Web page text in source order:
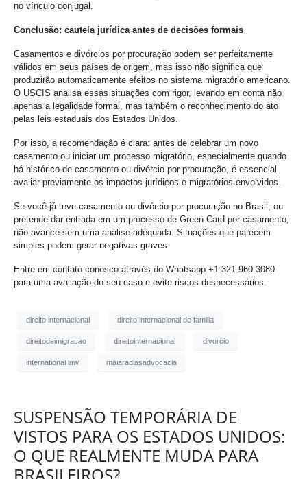
no vínculo conjugal.
Conclusão: cautela jurídica antes de decisões formais
Casamentos e divórcios por procuração podem ser perfeitamente
válidos em seus países de origem, mas isso não significa que
produzirão automaticamente efeitos no sistema migratório americano.
O USCIS analisa essas situações com rigor, levando em conta não
apenas a legalidade formal, mas também o reconhecimento do ato
pelas leis estaduais dos Estados Unidos.
Por isso, a recomendação é clara: antes de celebrar um novo
casamento ou iniciar um processo migratório, especialmente quando
há histórico de casamento ou divórcio por procuração, é essencial
avaliar previamente os impactos jurídicos e migratórios envolvidos.
Se você já teve casamento ou divórcio por procuração no Brasil, ou
pretende dar entrada em um processo de Green Card por casamento,
não avance sem uma análise adequada. Situações que parecem
simples podem gerar negativas graves.
Entre em contato conosco através do Whatsapp +1 321 960 3080
para uma avaliação do seu caso e evite riscos desnecessários.
direito internacional direito internacional de familia
direitodeimigracao direitointernacional divorcio
international law maiaradiasadvocacia
SUSPENSÃO TEMPORÁRIA DE
VISTOS PARA OS ESTADOS UNIDOS:
O QUE REALMENTE MUDA PARA